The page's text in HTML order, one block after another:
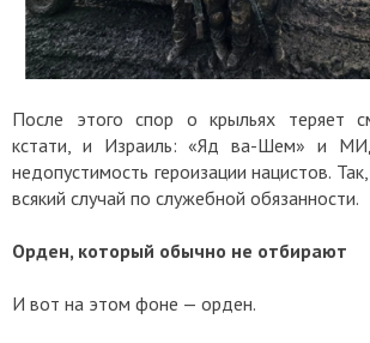
После этого спор о крыльях теряет
кстати, и Израиль: «Яд ва-Шем» и
недопустимость героизации нацистов.
всякий случай по служебной обязанности.
Орден, который обычно не отбирают
И вот на этом фоне — орден.